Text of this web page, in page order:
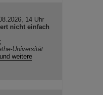
14 Uhr
nicht einfach
Universität
weitere